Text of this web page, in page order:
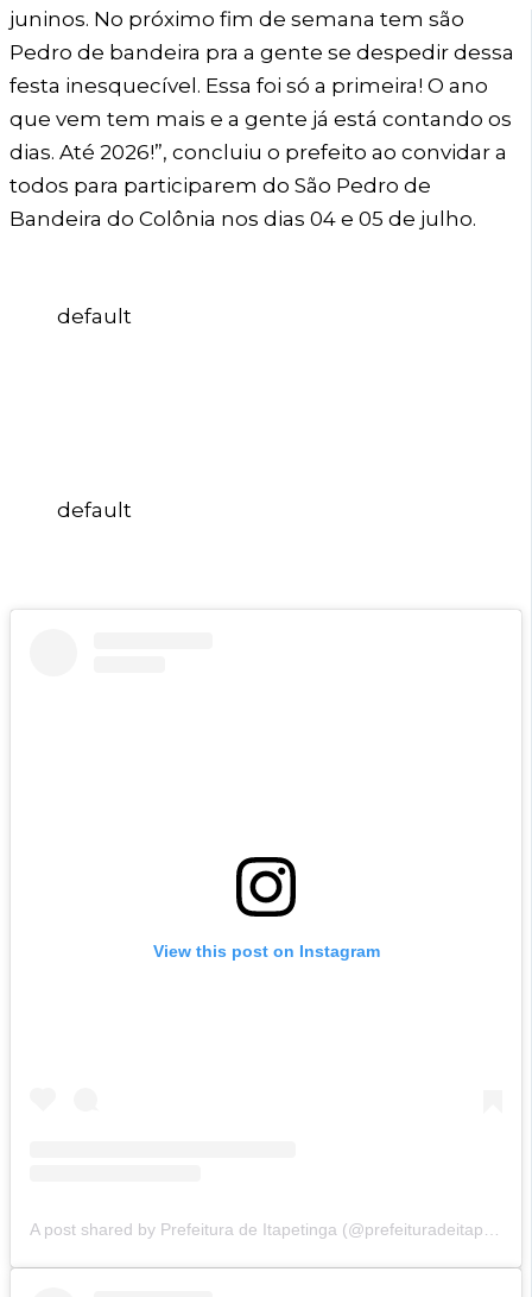
juninos. No próximo fim de semana tem são
Pedro de bandeira pra a gente se despedir dessa
festa inesquecível. Essa foi só a primeira! O ano
que vem tem mais e a gente já está contando os
dias. Até 2026!”, concluiu o prefeito ao convidar a
todos para participarem do São Pedro de
Bandeira do Colônia nos dias 04 e 05 de julho.
default
default
View this post on Instagram